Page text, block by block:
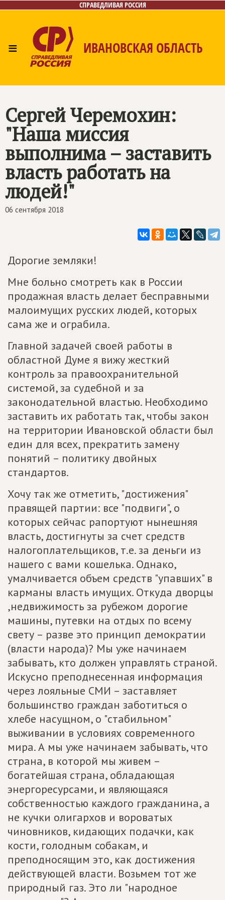
СПРАВЕДЛИВАЯ РОССИЯ
≡ ИВАНОВСКАЯ ОБЛАСТЬ
Сергей Черемохин:
"Наша миссия
выполнима – заставить
власть работать на
людей!"
06 сентября 2018
Дорогие земляки!
Мне больно смотреть как в России
продажная власть делает бесправными
малоимущих русских людей, которых
сама же и ограбила.
Главной задачей своей работы в
областной Думе я вижу жесткий
контроль за правоохранительной
системой, за судебной и за
законодательной властью. Необходимо
заставить их работать так, чтобы закон
на территории Ивановской области был
един для всех, прекратить замену
понятий – политику двойных
стандартов.
Хочу так же отметить, "достижения"
правящей партии: все "подвиги", о
которых сейчас рапортуют нынешняя
власть, достигнуты за счет средств
налогоплательщиков, т.е. за деньги из
нашего с вами кошелька. Однако,
умалчивается объем средств "упавших" в
карманы власть имущих. Откуда дворцы
,недвижимость за рубежом дорогие
машины, путевки на отдых по всему
свету – разве это принцип демократии
(власти народа)? Мы уже начинаем
забывать, кто должен управлять страной.
Искусно преподнесенная информация
через лояльные СМИ – заставляет
большинство граждан заботиться о
хлебе насущном, о "стабильном"
выживании в условиях современного
мира. А мы уже начинаем забывать, что
страна, в которой мы живем –
богатейшая страна, обладающая
энергоресурсами, и являющаяся
собственностью каждого гражданина, а
не кучки олигархов и вороватых
чиновников, кидающих подачки, как
кости, голодным собакам, и
преподносящим это, как достижения
действующей власти. Возьмем тот же
природный газ. Это ли "народное